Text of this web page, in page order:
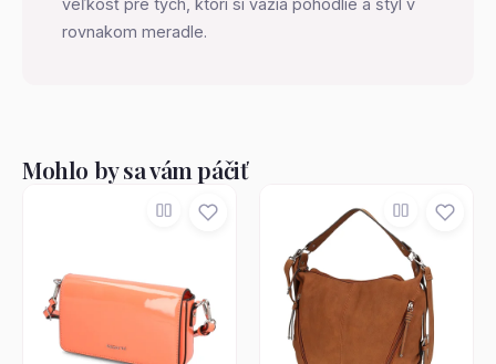
rovnakom meradle.
Mohlo by sa vám páčiť